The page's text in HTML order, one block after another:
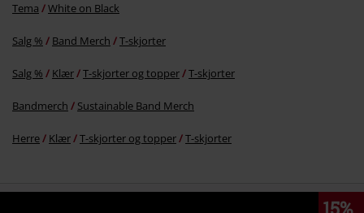
Tema White on Black
Salg % Band Merch T-skjorter
Salg % Klær T-skjorter og topper T-skjorter
Bandmerch Sustainable Band Merch
Herre Klær T-skjorter og topper T-skjorter